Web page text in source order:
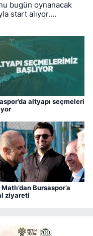
bugün oynanacak
start alıyor.
altyapı seçmeleri
Bursaspor’a
ziyareti